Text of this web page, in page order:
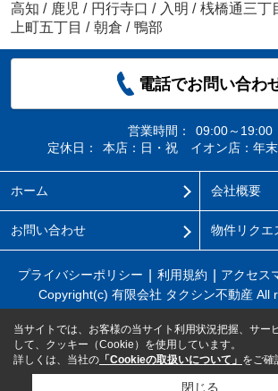
高知 / 鹿児 / 円行寺口 / 入明 / 桟橋通三丁
上町五丁目 / 朝倉 / 鴨部
電話でお問い合わ
営業時間：
09:00～19:00
定休日：
本店：日・祝 イオン店：年
ホーム 会社概要
お問い合わせ 物件リクエ
プライバシーポリシー 利用規約 アクセス
Copyright(c) 有限会社 タクシン不動産 All
当サイトでは、お客様の当サイト利用状況把握、サー
して、クッキー（Cookie）を使用しています。
詳しくは、当社の 「Cookieの取扱いについて」 をご確
閉じる